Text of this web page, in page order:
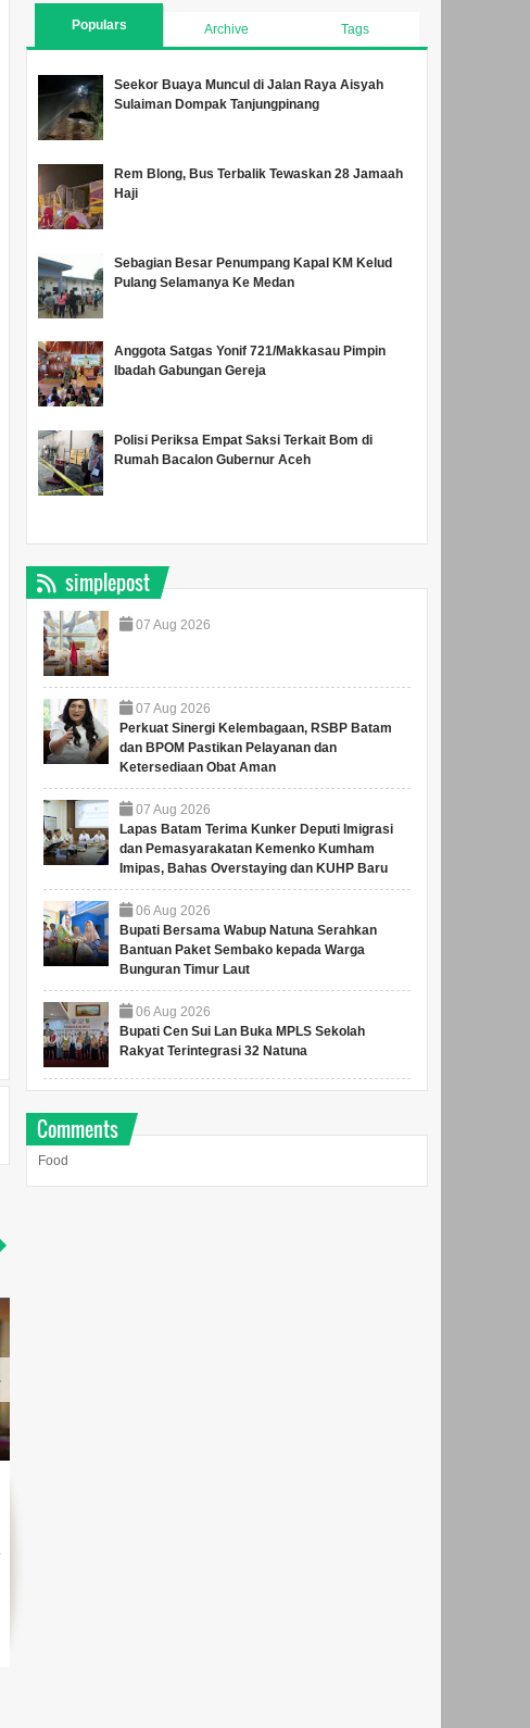
Populars Archive Tags
Seekor Buaya Muncul di Jalan Raya Aisyah
Sulaiman Dompak Tanjungpinang
Rem Blong, Bus Terbalik Tewaskan 28 Jamaah
Haji
Sebagian Besar Penumpang Kapal KM Kelud
Pulang Selamanya Ke Medan
Anggota Satgas Yonif 721/Makkasau Pimpin
Ibadah Gabungan Gereja
Polisi Periksa Empat Saksi Terkait Bom di
Rumah Bacalon Gubernur Aceh
simplepost
07 Aug 2026
07 Aug 2026
Perkuat Sinergi Kelembagaan, RSBP Batam
dan BPOM Pastikan Pelayanan dan
Ketersediaan Obat Aman
07 Aug 2026
Lapas Batam Terima Kunker Deputi Imigrasi
dan Pemasyarakatan Kemenko Kumham
Imipas, Bahas Overstaying dan KUHP Baru
06 Aug 2026
Bupati Bersama Wabup Natuna Serahkan
Bantuan Paket Sembako kepada Warga
Bunguran Timur Laut
06 Aug 2026
Bupati Cen Sui Lan Buka MPLS Sekolah
Rakyat Terintegrasi 32 Natuna
Comments
Food